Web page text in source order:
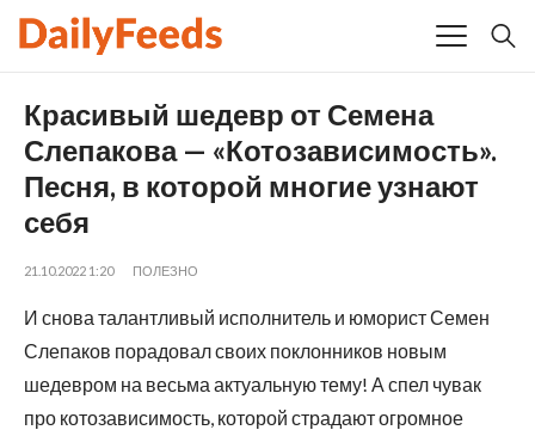
Красивый шедевр от Семена
Слепакова — «Котозависимость».
Песня, в которой многие узнают
себя
21.10.2022 1:20 ПОЛЕЗНО
И снова талантливый исполнитель и юморист Семен
Слепаков порадовал своих поклонников новым
шедевром на весьма актуальную тему! А спел чувак
про котозависимость, которой страдают огромное